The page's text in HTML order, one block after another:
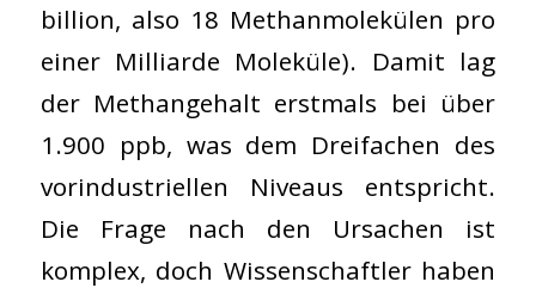
billion, also 18 Methanmolekülen pro
einer Milliarde Moleküle). Damit lag
der Methangehalt erstmals bei über
1.900 ppb, was dem Dreifachen des
vorindustriellen Niveaus entspricht.
Die Frage nach den Ursachen ist
komplex, doch Wissenschaftler haben